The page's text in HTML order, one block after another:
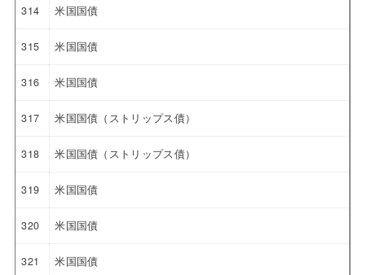
314 米国国債
315 米国国債
316 米国国債
317 米国国債（ストリップス債）
318 米国国債（ストリップス債）
319 米国国債
320 米国国債
321 米国国債